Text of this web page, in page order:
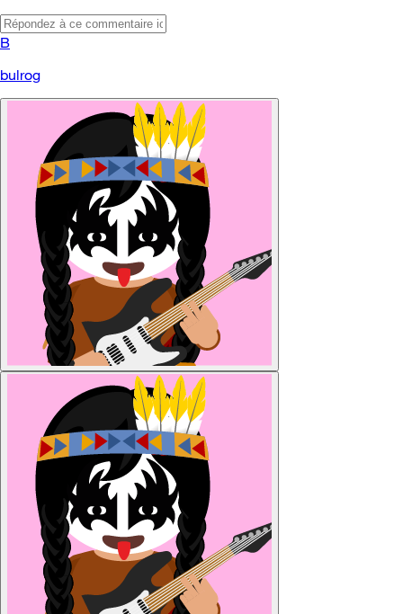
B
bulrog